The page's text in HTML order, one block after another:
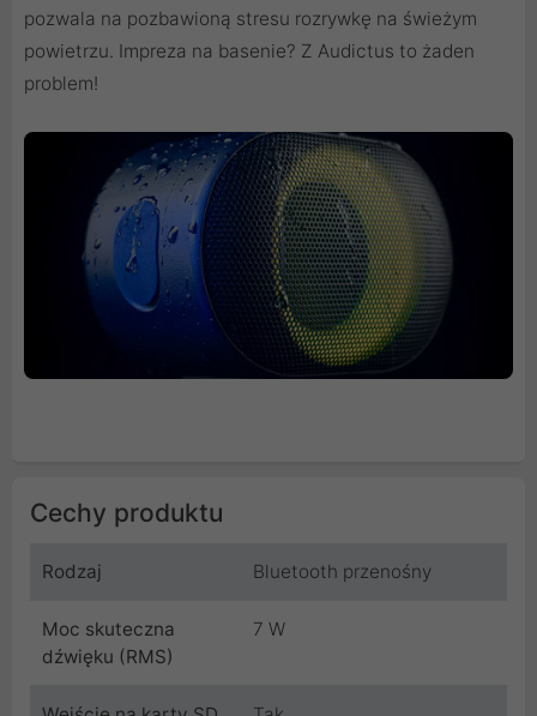
pozwala na pozbawioną stresu rozrywkę na świeżym
powietrzu. Impreza na basenie? Z Audictus to żaden
problem!
Cechy produktu
Rodzaj Bluetooth przenośny
Moc skuteczna
dźwięku (RMS)
7 W